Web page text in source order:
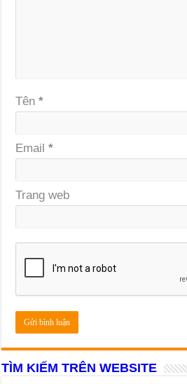
Tên*
Email*
Trang web
TÌM KIẾM TRÊN WEBSITE